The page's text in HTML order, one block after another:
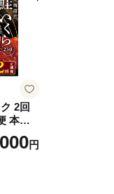
2回
本場
漬け
付漁業
円